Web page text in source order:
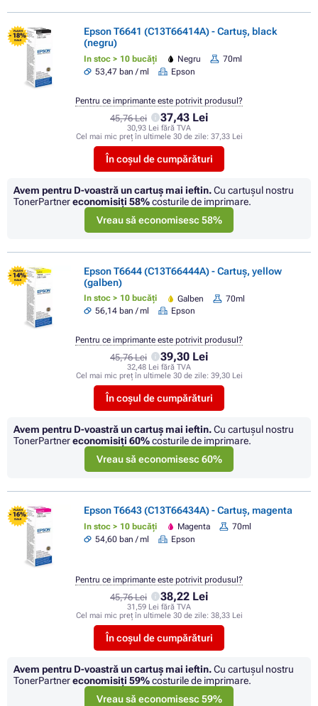
FLASH
- 18%
SALE
Epson T6641 (C13T66414A) - Cartuș, black
(negru)
In stoc > 10 bucăți Negru
70ml
53,47 ban / ml
Epson
45,76 Lei 37,43 Lei
30,93 Lei fără TVA
Cel mai mic preț în ultimele 30 de zile: 37,33 Lei
În coșul de cumpărături
Pentru ce imprimante este potrivit produsul?
Avem pentru D-voastră un cartuș mai ieftin.Cu cartuşul nostru
TonerPartnereconomisiţi 58%costurile de imprimare.
Vreau să economisesc 58%
FLASH
- 14%
SALE
Epson T6644 (C13T66444A) - Cartuș, yellow
(galben)
In stoc > 10 bucăți Galben
70ml
56,14 ban / ml
Epson
45,76 Lei 39,30 Lei
32,48 Lei fără TVA
Cel mai mic preț în ultimele 30 de zile: 39,30 Lei
În coșul de cumpărături
Pentru ce imprimante este potrivit produsul?
Avem pentru D-voastră un cartuș mai ieftin.Cu cartuşul nostru
TonerPartnereconomisiţi 60%costurile de imprimare.
Vreau să economisesc 60%
FLASH
- 16%
SALE
Epson T6643 (C13T66434A) - Cartuș, magenta
In stoc > 10 bucăți Magenta
70ml
54,60 ban / ml
Epson
45,76 Lei 38,22 Lei
31,59 Lei fără TVA
Cel mai mic preț în ultimele 30 de zile: 38,33 Lei
În coșul de cumpărături
Pentru ce imprimante este potrivit produsul?
Avem pentru D-voastră un cartuș mai ieftin.Cu cartuşul nostru
TonerPartnereconomisiţi 59%costurile de imprimare.
Vreau să economisesc 59%